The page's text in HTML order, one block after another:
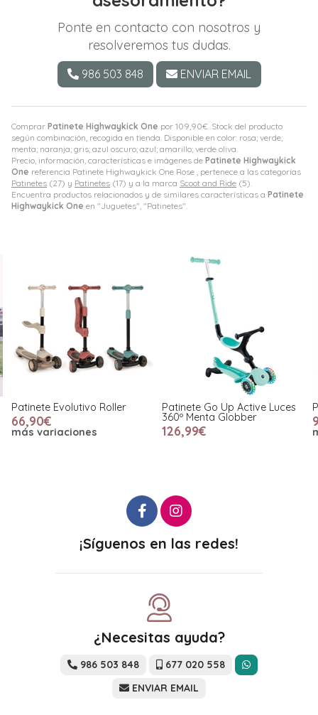
Comprar Patinete Highwaykick One por 109,90€. Stock del producto
según combinación, recogida en tienda. Disponible en color: rosa; verde;
menta; naranja; gris; azul oscuro; azul; amarillo; verde oliva.
Precio, información, características e imágenes de Patinete Highwaykick
One referencia Patinete Highwaykick One Rose , pertenece a las categorías
Patinetes (27) y Patinetes (17) y a la marca Scoot and Ride (5).
Encuentra productos relacionados y de similares características a Patinete
Highwaykick One en "Juguetes", "Patinetes".
Ponte en contacto con nosotros y
resolveremos tus dudas.
986 503 848 ENVIAR EMAIL
Patinete Evolutivo Roller
66,90€
más variaciones
Patinete Go Up Active Luces
360º Menta Globber
126,99€
¡Síguenos en las redes!
¿Necesitas ayuda?
986 503 848
677 020 558
ENVIAR EMAIL